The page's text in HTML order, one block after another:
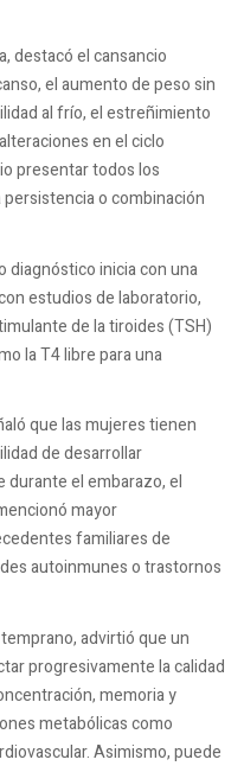
destacó el cansancio
el aumento de peso sin
al frío, el estreñimiento
en el ciclo
presentar todos los
o combinación
diagnóstico inicia con una
estudios de laboratorio,
de la tiroides (TSH)
la T4 libre para una
que las mujeres tienen
de desarrollar
el embarazo, el
mayor
familiares de
autoinmunes o trastornos
advirtió que un
progresivamente la calidad
memoria y
metabólicas como
Asimismo, puede